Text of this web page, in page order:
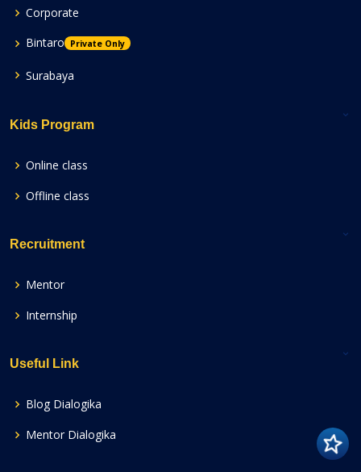
Corporate
Bintaro
Private Only
Surabaya
Kids Program
Online class
Offline class
Recruitment
Mentor
Internship
Useful Link
Blog Dialogika
Mentor Dialogika